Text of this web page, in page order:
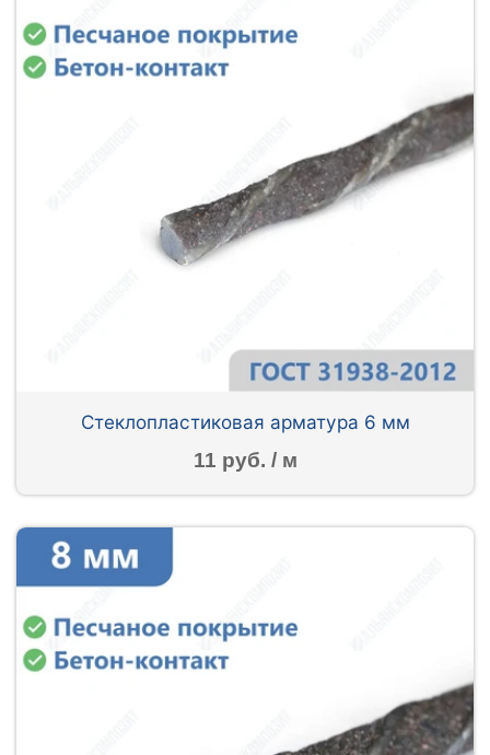
Стеклопластиковая арматура 6 мм
11 руб. / м